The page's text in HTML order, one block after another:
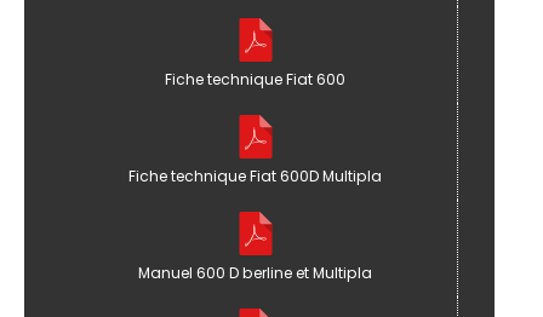
Fiche technique Fiat 600
Fiche technique Fiat 600D Multipla
Manuel 600 D berline et Multipla